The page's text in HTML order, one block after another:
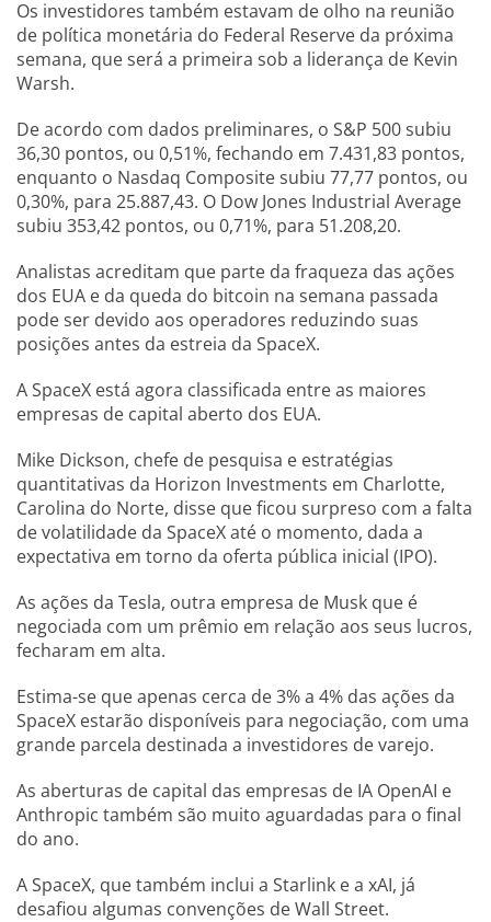
Os investidores também estavam de olho na reunião
de política monetária do Federal Reserve da próxima
semana, que será a primeira sob a liderança de Kevin
Warsh.
De acordo com dados preliminares, o S&P 500 subiu
36,30 pontos, ou 0,51%, fechando em 7.431,83 pontos,
enquanto o Nasdaq Composite subiu 77,77 pontos, ou
0,30%, para 25.887,43. O Dow Jones Industrial Average
subiu 353,42 pontos, ou 0,71%, para 51.208,20.
Analistas acreditam que parte da fraqueza das ações
dos EUA e da queda do bitcoin na semana passada
pode ser devido aos operadores reduzindo suas
posições antes da estreia da SpaceX.
A SpaceX está agora classificada entre as maiores
empresas de capital aberto dos EUA.
Mike Dickson, chefe de pesquisa e estratégias
quantitativas da Horizon Investments em Charlotte,
Carolina do Norte, disse que ficou surpreso com a falta
de volatilidade da SpaceX até o momento, dada a
expectativa em torno da oferta pública inicial (IPO).
As ações da Tesla, outra empresa de Musk que é
negociada com um prêmio em relação aos seus lucros,
fecharam em alta.
Estima-se que apenas cerca de 3% a 4% das ações da
SpaceX estarão disponíveis para negociação, com uma
grande parcela destinada a investidores de varejo.
As aberturas de capital das empresas de IA OpenAI e
Anthropic também são muito aguardadas para o final
do ano.
A SpaceX, que também inclui a Starlink e a xAI, já
desafiou algumas convenções de Wall Street.